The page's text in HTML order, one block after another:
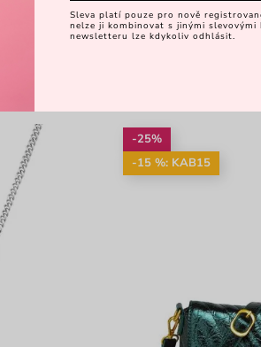
-25%
-15 %: KAB15
Sleva platí pouze pro nově
nelze ji kombinovat s jinými slevovými
newsletteru lze kdykoliv odhlásit.